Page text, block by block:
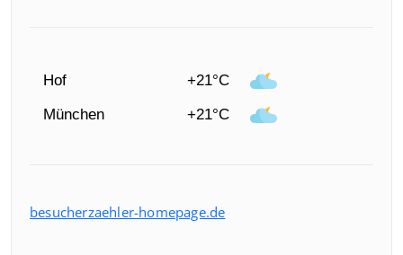
Hof
+21°C
München
+21°C
besucherzaehler-homepage.de